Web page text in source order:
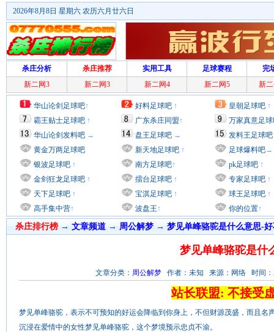
2026年8月8日 星期六 农历六月廿六日
杀庄分析 杀庄推荐 实用工具 足球赛程
完
新二网3
新二网3 新二网4 新二网5 新
华山论剑足球吧↑
霸王贴士足球吧 ↑
华山论剑发料吧 →
黄金万两足球吧
银波足球吧 ↑
金剑狂龙足球吧 ↑
天下足球吧 ↑
高手集中营↑
好料足球吧 ↑
广东杀庄同盟↑
盘王足球吧 →
新天地足球吧 ↑
南方足球吧↑
擂台足球吧 ↑
宝淇足球吧 ↑
波盘王↑
皇朝足球吧 ↑
万家真意足
发料王足球吧
足球爆料吧→
pk足球吧 ↑
专家足球吧 ↑
球王足球吧 ↑
你的位置↑
杀庄排行榜 → 文章频道→ 周公解梦 → 梦见单峰骆驼是什么意思-
梦见单峰骆驼是什
文章分类： 周公解梦 作者：未知 来源：网络 时间：
站长联盟: 不接受
梦见单峰骆驼，表示不可预知的好运会降临到你身上，不但财源茂盛，而且名
沉浸在爱情中的女性梦见单峰骆驼，这个梦境预示忠贞不渝。